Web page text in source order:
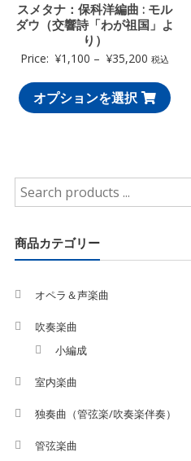
スメタナ：保科洋編曲 : モル
ダウ（交響詩「わが祖国」よ
り）
Price: ¥1,100 – ¥35,200 税込
オプションを選択
Search
for:
商品カテゴリー
オペラ＆声楽曲
吹奏楽曲
小編成
室内楽曲
独奏曲（管弦楽/吹奏楽伴奏）
管弦楽曲